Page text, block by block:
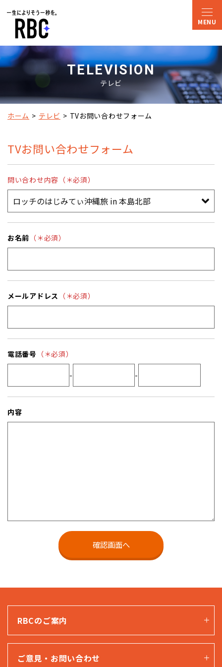
TELEVISION
テレビ
ホーム テレビ TVお問い合わせフォーム
TVお問い合わせフォーム
問い合わせ内容（＊必須）
お名前 （＊必須）
メールアドレス （＊必須）
電話番号 （＊必須）
- -
内容
RBCのご案内
ご意見・お問い合わせ